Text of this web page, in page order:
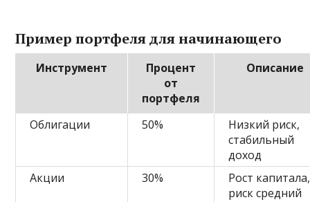
Пример портфеля для начинающего
Инструмент
Процент
от
портфеля
Описание
Облигации 50%
Низкий риск,
стабильный
доход
Акции
30%
Рост капитала,
риск средний